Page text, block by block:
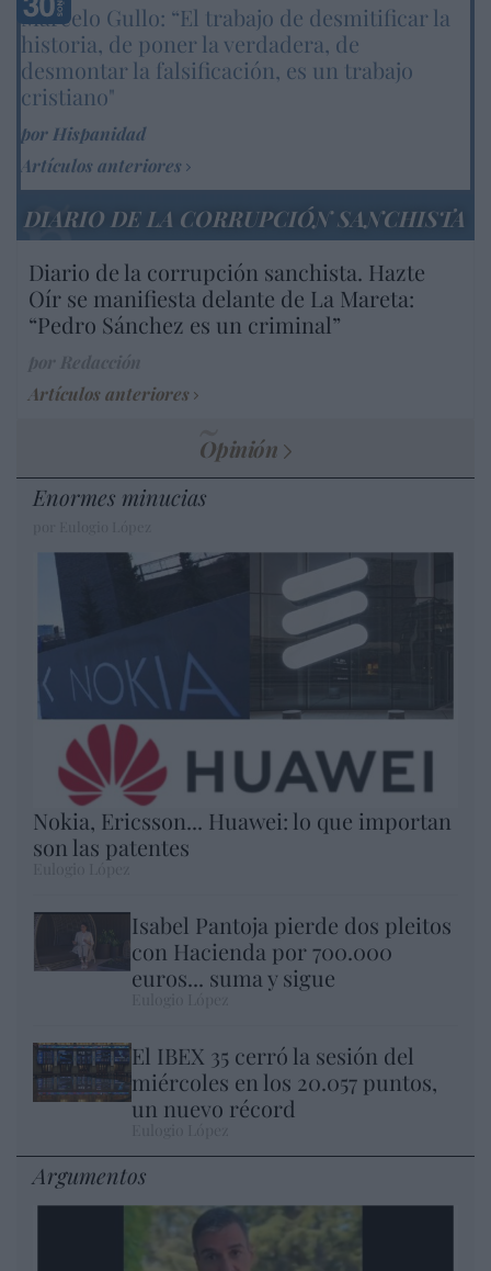
Marcelo Gullo: “El trabajo de desmitificar la
historia, de poner la verdadera, de
desmontar la falsificación, es un trabajo
cristiano"
por Hispanidad
Artículos anteriores
DIARIO DE LA CORRUPCIÓN SANCHISTA
Diario de la corrupción sanchista. Hazte
Oír se manifiesta delante de La Mareta:
“Pedro Sánchez es un criminal”
Artículos anteriores
Opinión
Enormes minucias
Nokia, Ericsson... Huawei: lo que importan
son las patentes
Isabel Pantoja pierde dos pleitos
con Hacienda por 700.000
euros... suma y sigue
El IBEX 35 cerró la sesión del
miércoles en los 20.057 puntos,
un nuevo récord
Argumentos